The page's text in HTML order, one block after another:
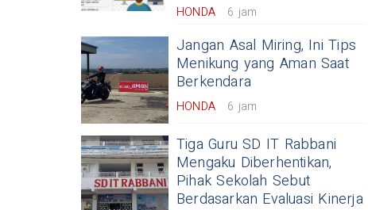
HONDA 6 jam
Jangan Asal Miring, Ini Tips
Menikung yang Aman Saat
Berkendara
HONDA 6 jam
Tiga Guru SD IT Rabbani
Mengaku Diberhentikan,
Pihak Sekolah Sebut
Berdasarkan Evaluasi Kinerja